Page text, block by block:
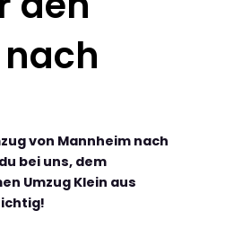
von Mannheim nach
bei uns, dem
Umzug Klein aus